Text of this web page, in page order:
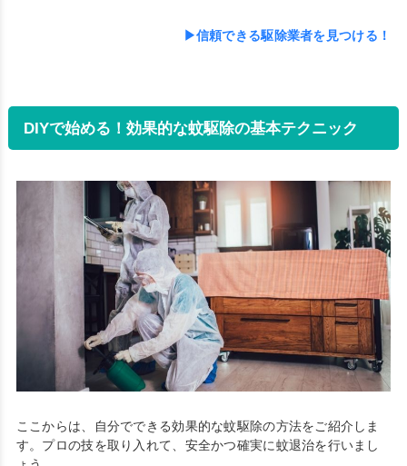
▶信頼できる駆除業者を見つける！
DIYで始める！効果的な蚊駆除の基本テクニック
ここからは、自分でできる効果的な蚊駆除の方法をご紹介しま
す。プロの技を取り入れて、安全かつ確実に蚊退治を行いまし